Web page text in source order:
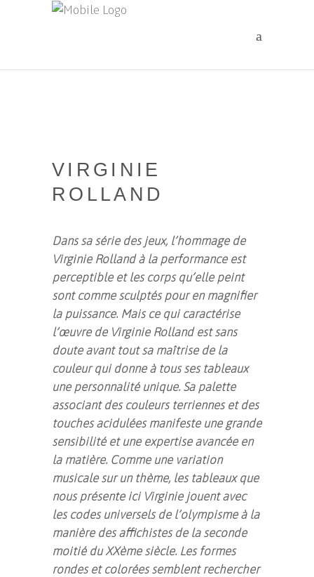
VIRGINIE
ROLLAND
Dans sa série des jeux, l’hommage de
Virginie Rolland à la performance est
perceptible et les corps qu’elle peint
sont comme sculptés pour en magnifier
la puissance. Mais ce qui caractérise
l’œuvre de Virginie Rolland est sans
doute avant tout sa maîtrise de la
couleur qui donne à tous ses tableaux
une personnalité unique. Sa palette
associant des couleurs terriennes et des
touches acidulées manifeste une grande
sensibilité et une expertise avancée en
la matière. Comme une variation
musicale sur un thème, les tableaux que
nous présente ici Virginie jouent avec
les codes universels de l’olympisme à la
manière des affichistes de la seconde
moitié du XXème siècle. Les formes
rondes et colorées semblent rechercher